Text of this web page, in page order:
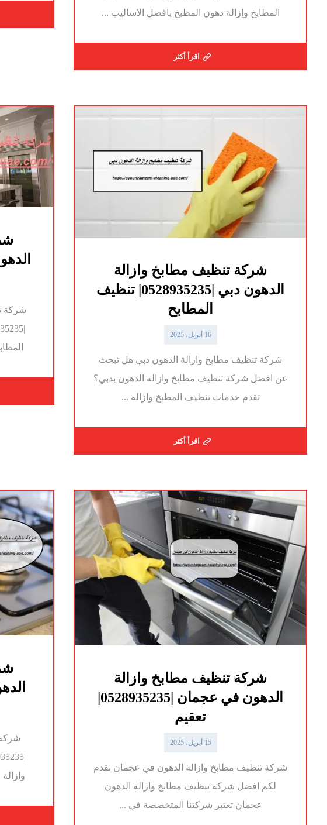
المطابخ وإزالة دهون المطبخ بافضل الاساليب ...
اقرأ أكثر
شركة تنظيف مطابخ وازالة
الدهون دبي |0528935235| تنظيف
المطابح
16 أبريل، 2025
شركة تنظيف مطابخ وازالة الدهون دبي هل تبحث
عن افضل شركة تنظيف مطابخ وازاله الدهون بدبي؟
تقدم خدمات تنظيف المطبخ وازالة ...
اقرأ أكثر
شركة
شركة تنظيف مطابخ وازالة
الدهون في عجمان |0528935235|
تعقيم
15 أبريل، 2025
شركة تنظيف مطابخ وازالة الدهون في عجمان نقدم
لكم افضل شركة تنظيف مطابخ وازاله الدهون
عجمان تعتبر شركتنا المتخصصة في ...